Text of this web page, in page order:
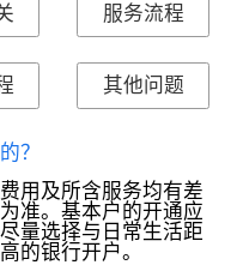
服务流程
其他问题
？
用及所含服务均有差
准。基本户的开通应
量选择与日常生活距
的银行开户。